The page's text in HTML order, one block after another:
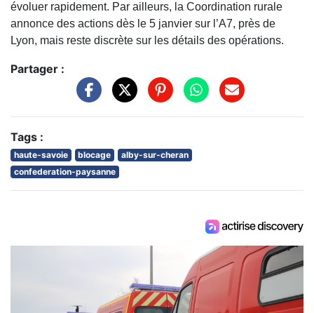
évoluer rapidement. Par ailleurs, la Coordination rurale
annonce des actions dès le 5 janvier sur l’A7, près de
Lyon, mais reste discrète sur les détails des opérations.
Partager :
Tags :
haute-savoie blocage
alby-sur-cheran
confederation-paysanne